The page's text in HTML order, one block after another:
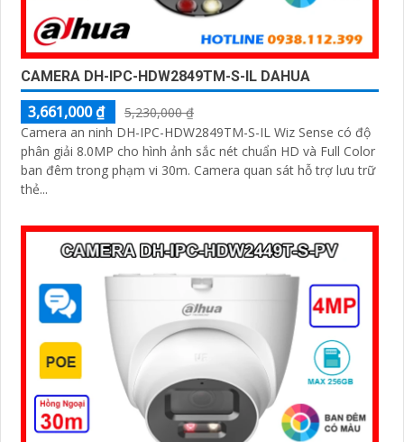
CAMERA DH-IPC-HDW2849TM-S-IL DAHUA
3,661,000 ₫
5,230,000 ₫
Camera an ninh DH-IPC-HDW2849TM-S-IL Wiz Sense có độ
phân giải 8.0MP cho hình ảnh sắc nét chuẩn HD và Full Color
ban đêm trong phạm vi 30m. Camera quan sát hỗ trợ lưu trữ
thẻ...